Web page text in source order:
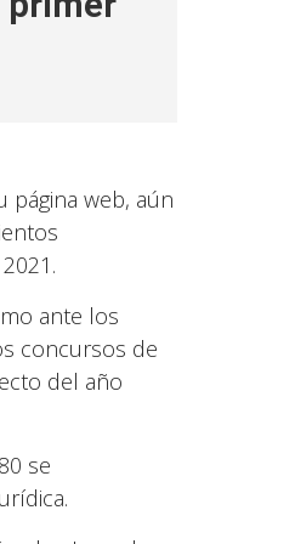
página web, aún
ante los
concursos de
del año
se